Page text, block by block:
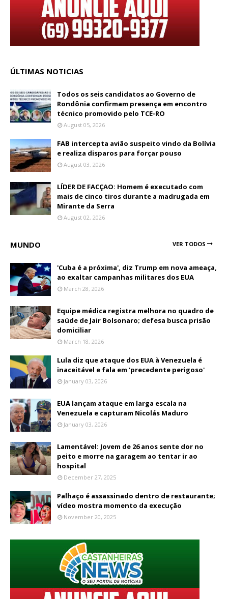
ÚLTIMAS NOTICIAS
Todos os seis candidatos ao Governo de
Rondônia confirmam presença em encontro
técnico promovido pelo TCE-RO
August 05, 2026
FAB intercepta avião suspeito vindo da Bolívia
e realiza disparos para forçar pouso
August 03, 2026
LÍDER DE FACÇAO: Homem é executado com
mais de cinco tiros durante a madrugada em
Mirante da Serra
August 02, 2026
MUNDO VER TODOS
'Cuba é a próxima', diz Trump em nova ameaça,
ao exaltar campanhas militares dos EUA
March 28, 2026
Equipe médica registra melhora no quadro de
saúde de Jair Bolsonaro; defesa busca prisão
domiciliar
March 18, 2026
Lula diz que ataque dos EUA à Venezuela é
inaceitável e fala em 'precedente perigoso'
January 03, 2026
EUA lançam ataque em larga escala na
Venezuela e capturam Nicolás Maduro
January 03, 2026
Lamentável: Jovem de 26 anos sente dor no
peito e morre na garagem ao tentar ir ao
hospital
December 27, 2025
Palhaço é assassinado dentro de restaurante;
vídeo mostra momento da execução
November 20, 2025